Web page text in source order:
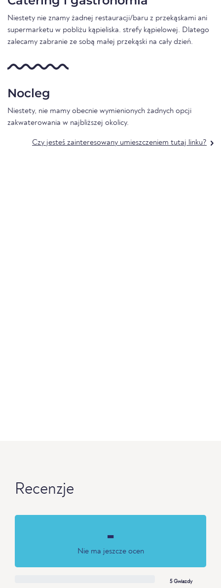
Niestety nie znamy żadnej restauracji/baru z przekąskami ani
supermarketu w pobliżu kąpieliska. strefy kąpielowej. Dlatego
zalecamy zabranie ze sobą małej przekąski na cały dzień.
Nocleg
Niestety, nie mamy obecnie wymienionych żadnych opcji
zakwaterowania w najbliższej okolicy.
Czy jesteś zainteresowany umieszczeniem tutaj linku?
Recenzje
-
Nie ma jeszcze ocen
5 Gwiazdy